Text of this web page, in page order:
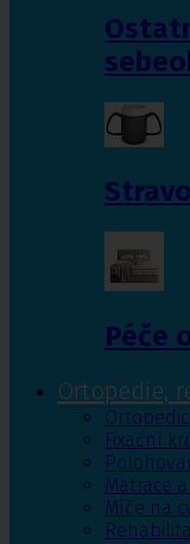
Péče
Ortopedie,
Fixační
Matrace
Míče na